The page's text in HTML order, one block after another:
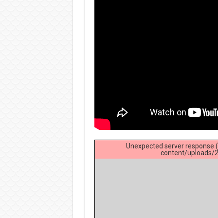
Unexpected server
content/uploads/